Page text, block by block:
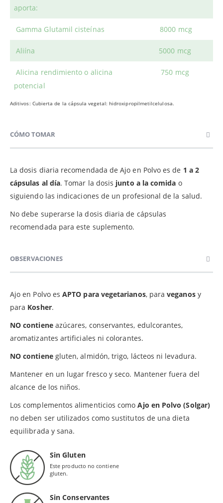
aporta:
Gamma Glutamil cisteínas 8000 mcg
Aliína 5000 mcg
Alicina rendimiento o alicina
potencial
750 mcg
Aditivos: Cubierta de la cápsula vegetal: hidroxipropilmetilcelulosa.
CÓMO TOMAR
La dosis diaria recomendada de Ajo en Polvo es de 1 a 2
cápsulas al día. Tomar la dosis junto a la comida o
siguiendo las indicaciones de un profesional de la salud.
No debe superarse la dosis diaria de cápsulas
recomendada para este suplemento.
OBSERVACIONES
Ajo en Polvo esAPTO para vegetarianos, paraveganosy
para Kosher.
NO contieneazúcares, conservantes, edulcorantes,
aromatizantes artificiales ni colorantes.
NO contienegluten, almidón, trigo, lácteos ni levadura.
Mantener en un lugar fresco y seco. Mantener fuera del
alcance de los niños.
Los complementos alimenticios comoAjo en Polvo (Solgar)
no deben ser utilizados como sustitutos de una dieta
equilibrada y sana.
Sin Gluten
Este producto no contiene
gluten.
Sin Conservantes